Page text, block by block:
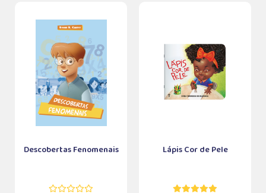
Descobertas Fenomenais Lápis Cor de Pele